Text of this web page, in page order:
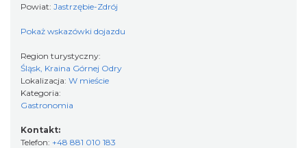
Powiat: Jastrzębie-Zdrój
Pokaż wskazówki dojazdu
Region turystyczny:
Śląsk, Kraina Górnej Odry
Lokalizacja: W mieście
Kategoria:
Gastronomia
Kontakt:
Telefon: +48 881 010 183